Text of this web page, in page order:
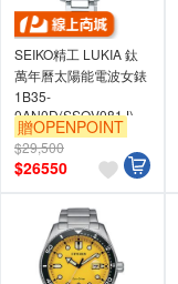
SEIKO精工 LUKIA 鈦
萬年曆太陽能電波女錶
1B35-
0AN0D(SSQV081J)
贈OPENPOINT
$29,500
$26550